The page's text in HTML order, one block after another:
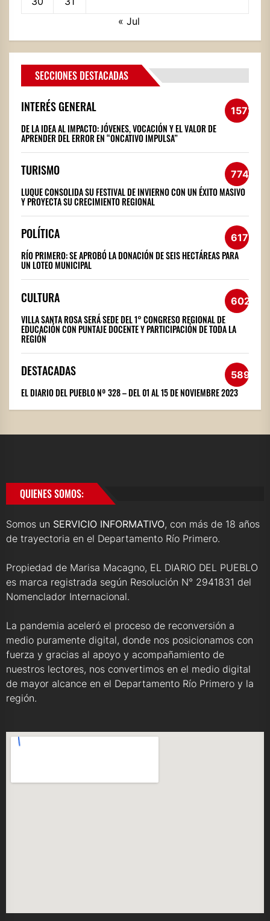
« Jul
SECCIONES DESTACADAS
INTERÉS GENERAL 1572
DE LA IDEA AL IMPACTO: JÓVENES, VOCACIÓN Y EL VALOR DE
APRENDER DEL ERROR EN “ONCATIVO IMPULSA”
TURISMO 774
LUQUE CONSOLIDA SU FESTIVAL DE INVIERNO CON UN ÉXITO MASIVO
Y PROYECTA SU CRECIMIENTO REGIONAL
POLÍTICA 617
RÍO PRIMERO: SE APROBÓ LA DONACIÓN DE SEIS HECTÁREAS PARA
UN LOTEO MUNICIPAL
CULTURA 602
VILLA SANTA ROSA SERÁ SEDE DEL 1° CONGRESO REGIONAL DE
EDUCACIÓN CON PUNTAJE DOCENTE Y PARTICIPACIÓN DE TODA LA
REGIÓN
DESTACADAS 589
EL DIARIO DEL PUEBLO Nº 328 – DEL 01 AL 15 DE NOVIEMBRE 2023
QUIENES SOMOS:
Somos un SERVICIO INFORMATIVO, con más de 18 años
de trayectoria en el Departamento Río Primero.
Propiedad de Marisa Macagno, EL DIARIO DEL PUEBLO
es marca registrada según Resolución N° 2941831 del
Nomenclador Internacional.
La pandemia aceleró el proceso de reconversión a
medio puramente digital, donde nos posicionamos con
fuerza y gracias al apoyo y acompañamiento de
nuestros lectores, nos convertimos en el medio digital
de mayor alcance en el Departamento Río Primero y la
región.